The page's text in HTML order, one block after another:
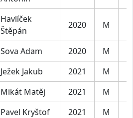
Havlíček
Štěpán
2020 M
Sova Adam 2020 M
Ježek Jakub 2021 M
Mikát Matěj 2021 M
Pavel Kryštof 2021 M